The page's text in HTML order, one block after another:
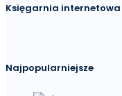
Księgarnia internetowa
Najpopularniejsze